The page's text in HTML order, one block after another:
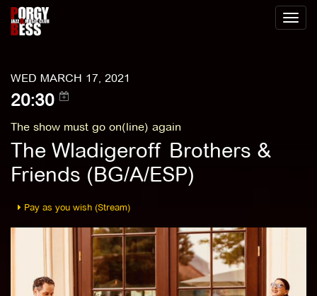
Toggle
WED MARCH 17, 2021
20:30
The show must go on(line) again
The Wladigeroff Brothers &
Friends (BG/A/ESP)
Pay as you wish (Stream)